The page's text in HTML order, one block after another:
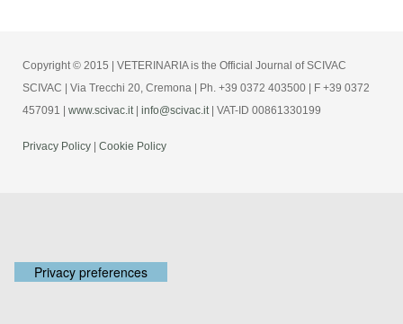
Copyright © 2015 | VETERINARIA is the Official Journal of SCIVAC
SCIVAC | Via Trecchi 20, Cremona | Ph. +39 0372 403500 | F +39 0372
457091 | www.scivac.it | info@scivac.it | VAT-ID 00861330199
Privacy Policy | Cookie Policy